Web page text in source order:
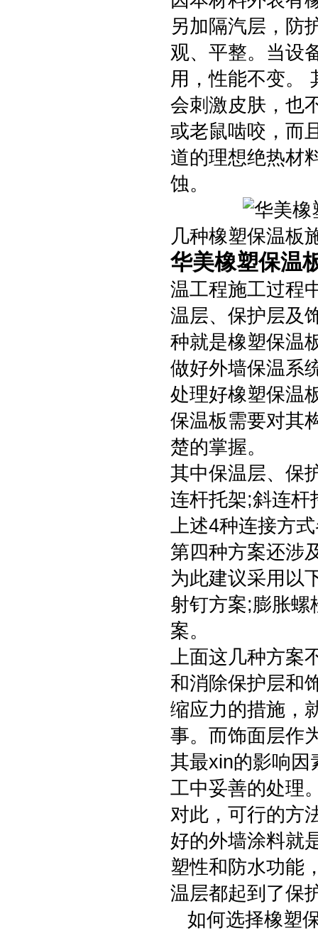
另加隔汽层，防
观、平整。当设
用，性能不变。
会刺激皮肤，也
或老鼠啮咬，而
道的理想绝热材
蚀。
几种橡塑保温板
华美橡塑保温
温工程施工过程
温层、保护层及
种就是橡塑保温
做好外墙保温系
处理好橡塑保温
保温板需要对其
楚的掌握。
其中保温层、保
连杆托架;斜连杆
上述4种连接方
第四种方案还涉
为此建议采用以
射钉方案;膨胀螺
案。
上面这几种方案
和消除保护层和
缩应力的措施，
事。而饰面层作
其最xin的影响因
工中妥善的处理
对此，可行的方
好的外墙涂料就
塑性和防水功能
温层都起到了保
如何选择橡塑